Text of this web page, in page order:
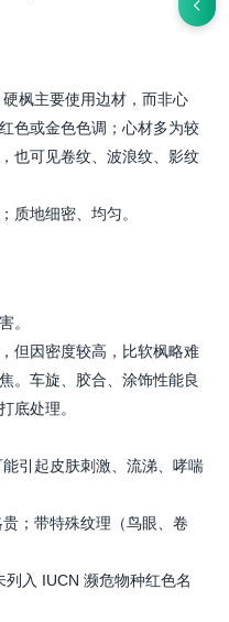
枫主要使用边材，而非心
色或金色色调；心材多为较
也可见卷纹、波浪纹、影纹
质地细密、均匀。
。
但因密度较高，比软枫略难
。车旋、胶合、涂饰性能良
底处理。
引起皮肤刺激、流涕、哮喘
；带特殊纹理（鸟眼、卷
入 IUCN 濒危物种红色名